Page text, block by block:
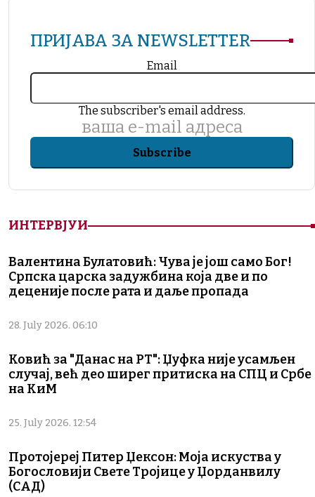
ПРИЈАВА ЗА NEWSLETTER
Email
The subscriber's email address.
ваша е-mail адреса
ИНТЕРВЈУИ
Валентина Булатовић: Чува је још само Бог!
Српска царска задужбина која две и по
деценије после рата и даље пропада
28. July 2026. 06:10
Ковић за "Данас на РТ": Џуфка није усамљен
случај, већ део ширег притиска на СПЦ и Србе
на КиМ
25. July 2026. 12:54
Протојереј Питер Џексон: Моја искуства у
Богословији Свете Тројице у Џорданвилу
(САД)